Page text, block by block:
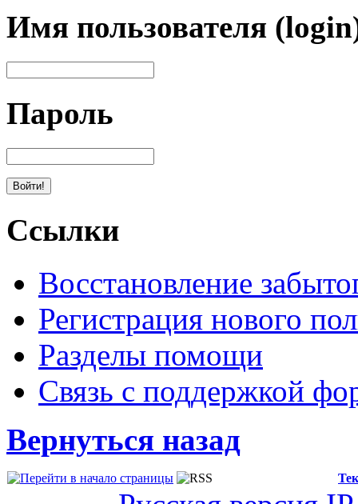
Имя пользователя
Пароль
Ссылки
Восстановление
Регистрация нового
Разделы помощи
Связь с поддержкой
Вернуться назад